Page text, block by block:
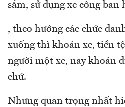
sắm, sử dụng xe công ban
, theo hướng các chức
xuống thì khoán xe, tiền
người một xe, nay khoán
chứ.
Nhưng quan trọng nhất